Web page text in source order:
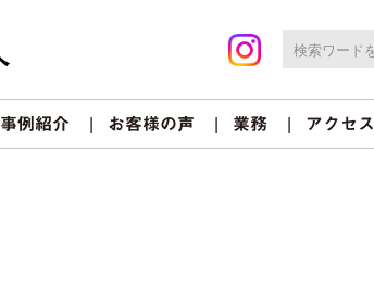
事例紹介 お客様の声 業務 アクセス